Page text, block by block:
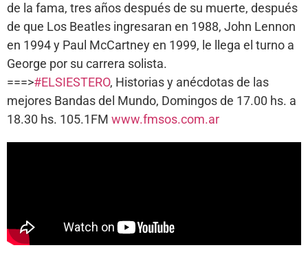
de la fama, tres años después de su muerte, después
de que Los Beatles ingresaran en 1988, John Lennon
en 1994 y Paul McCartney en 1999, le llega el turno a
George por su carrera solista.
===>#ELSIESTERO, Historias y anécdotas de las
mejores Bandas del Mundo, Domingos de 17.00 hs. a
18.30 hs. 105.1FM www.fmsos.com.ar